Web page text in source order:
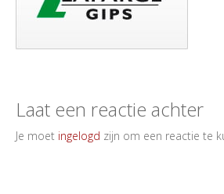
Laat een reactie achter
Je moet ingelogd zijn om een reactie te